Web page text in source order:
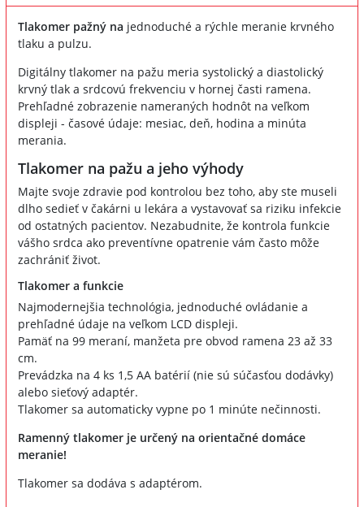
Tlakomer pažný na jednoduché a rýchle meranie krvného
tlaku a pulzu.
Digitálny tlakomer na pažu meria systolický a diastolický
krvný tlak a srdcovú frekvenciu v hornej časti ramena.
Prehľadné zobrazenie nameraných hodnôt na veľkom
displeji - časové údaje: mesiac, deň, hodina a minúta
merania.
Tlakomer na pažu a jeho výhody
Majte svoje zdravie pod kontrolou bez toho, aby ste museli
dlho sedieť v čakárni u lekára a vystavovať sa riziku infekcie
od ostatných pacientov. Nezabudnite, že kontrola funkcie
vášho srdca ako preventívne opatrenie vám často môže
zachrániť život.
Tlakomer a funkcie
Najmodernejšia technológia, jednoduché ovládanie a
prehľadné údaje na veľkom LCD displeji.
Pamäť na 99 meraní, manžeta pre obvod ramena 23 až 33
cm.
Prevádzka na 4 ks 1,5 AA batérií (nie sú súčasťou dodávky)
alebo sieťový adaptér.
Tlakomer sa automaticky vypne po 1 minúte nečinnosti.
Ramenný tlakomer je určený na orientačné domáce
meranie!
Tlakomer sa dodáva s adaptérom.